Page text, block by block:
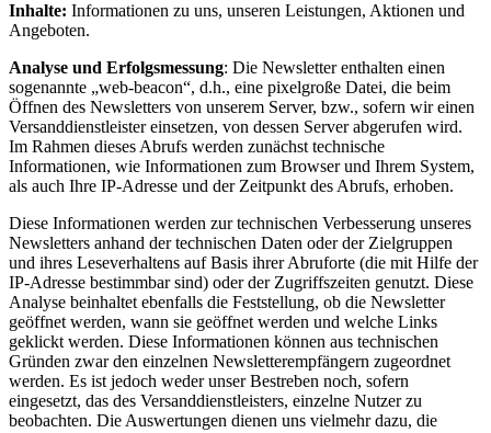
Inhalte: Informationen zu uns, unseren Leistungen, Aktionen und
Angeboten.
Analyse und Erfolgsmessung: Die Newsletter enthalten einen
sogenannte „web-beacon“, d.h., eine pixelgroße Datei, die beim
Öffnen des Newsletters von unserem Server, bzw., sofern wir einen
Versanddienstleister einsetzen, von dessen Server abgerufen wird.
Im Rahmen dieses Abrufs werden zunächst technische
Informationen, wie Informationen zum Browser und Ihrem System,
als auch Ihre IP-Adresse und der Zeitpunkt des Abrufs, erhoben.
Diese Informationen werden zur technischen Verbesserung unseres
Newsletters anhand der technischen Daten oder der Zielgruppen
und ihres Leseverhaltens auf Basis ihrer Abruforte (die mit Hilfe der
IP-Adresse bestimmbar sind) oder der Zugriffszeiten genutzt. Diese
Analyse beinhaltet ebenfalls die Feststellung, ob die Newsletter
geöffnet werden, wann sie geöffnet werden und welche Links
geklickt werden. Diese Informationen können aus technischen
Gründen zwar den einzelnen Newsletterempfängern zugeordnet
werden. Es ist jedoch weder unser Bestreben noch, sofern
eingesetzt, das des Versanddienstleisters, einzelne Nutzer zu
beobachten. Die Auswertungen dienen uns vielmehr dazu, die